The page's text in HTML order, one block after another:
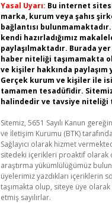
Yasal Uyarı: Bu internet
marka, kurum veya şahıs
bağlantısı
kendi hazırladığımız
paylaşılmaktadır. Burada
haber niteliği taşımamakta
ve kişiler hakkında paylaşım
Gerçek kurum ve kişiler ile
tamamen tesadüfidir.
halindedir ve tavsiye niteliği
Sitemiz, 5651 Sayılı Kanun
ve İletişim Kurumu (BTK)
Sağlayıcı olarak hizmet
sitedeki içerikleri proaktif olarak
araştırma yükümlülüğümüz
üyelerimiz yazdıkları içeriklerin
taşımakta olup, siteye üye
etmiş sayılırlar.